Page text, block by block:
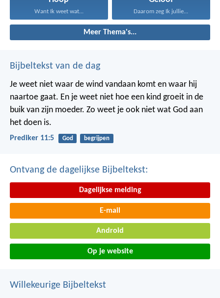
Want Ik weet wat... Daarom zeg Ik jullie...
Meer Thema's...
Bijbeltekst van de dag
Je weet niet waar de wind vandaan komt en waar hij
naartoe gaat. En je weet niet hoe een kind groeit in de
buik van zijn moeder. Zo weet je ook niet wat God aan
het doen is.
Prediker 11:5 God begrijpen
Ontvang de dagelijkse Bijbeltekst:
Dagelijkse melding
E-mail
Android
Op je website
Willekeurige Bijbeltekst